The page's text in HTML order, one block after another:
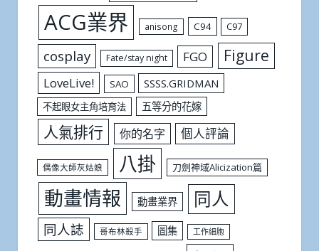
ACG業界 anisong C94 C97
cosplay Fate/stay night FGO Figure
LoveLive! SAO SSSS.GRIDMAN
不起眼女主角培育法 五等分的花嫁
人氣排行 你的名字 個人評論
偶像大師灰姑娘 八掛 刀劍神域Alicization篇
動畫情報 動畫業界 同人
同人誌 哥布林殺手 圖集 工作細胞